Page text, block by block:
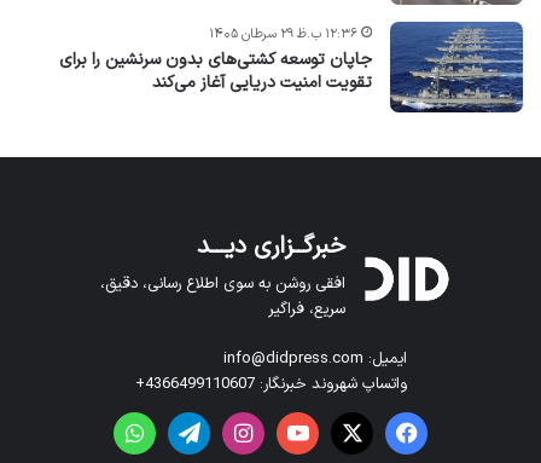
جاپان توسعه کشتی‌های بدون سرنشین را برای
تقویت امنیت دریایی آغاز می‌کند
۱۲:۳۶ ب.ظ ۲۹ سرطان ۱۴۰۵
خبرگــزاری دیـــد
افقی روشن به سوی اطلاع رسانی، دقیق،
سریع، فراگیر
ایمیل: info@didpress.com
واتساپ شهروند خبرنگار: 4366499110607+
فیس بوک X یوتیوباینستاگرامتلگرامواتس آپ